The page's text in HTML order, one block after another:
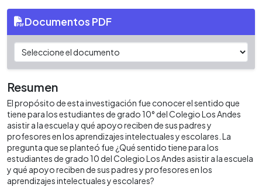
Documentos PDF
Resumen
El propósito de esta investigación fue conocer el sentido que
tiene para los estudiantes de grado 10° del Colegio Los Andes
asistir a la escuela y qué apoyo reciben de sus padres y
profesores en los aprendizajes intelectuales y escolares. La
pregunta que se planteó fue ¿Qué sentido tiene para los
estudiantes de grado 10 del Colegio Los Andes asistir a la escuela
y qué apoyo reciben de sus padres y profesores en los
aprendizajes intelectuales y escolares?